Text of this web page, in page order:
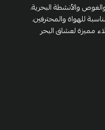
والأنشطة البحرية.
للهواة والمحترفين.
مميزة لعشاق البحر